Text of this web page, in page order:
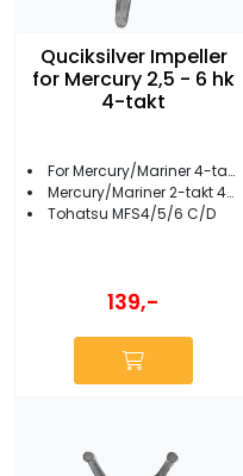
Quciksilver Impeller
for Mercury 2,5 - 6 hk
4-takt
For Mercury/Mariner 4-takt 2,5-6 hk
Mercury/Mariner 2-takt 4-5 hk
Tohatsu MFS4/5/6 C/D
139,-